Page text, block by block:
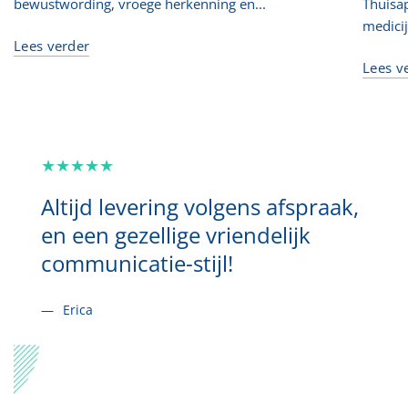
en een gezellige vriendelijk
communicatie-stijl!
Thuisapotheek. Meedenkend
en regelen alles snel voor je !!
Ik kan het iedereen aanraden 👍
Daantje